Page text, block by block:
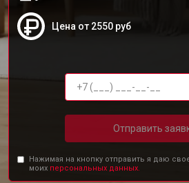
Цена от 2550 руб
Отправить
Нажимая на кнопку отправить я даю
моих персональных данных.